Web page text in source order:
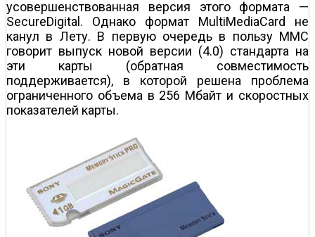
усовершенствованная версия этого формата —
SecureDigital. Однако формат MultiMediaCard не
канул в Лету. В первую очередь в пользу MMC
говорит выпуск новой версии (4.0) стандарта на
эти карты (обратная совместимость
поддерживается), в которой решена проблема
ограниченного объема в 256 Мбайт и скоростных
показателей карты.